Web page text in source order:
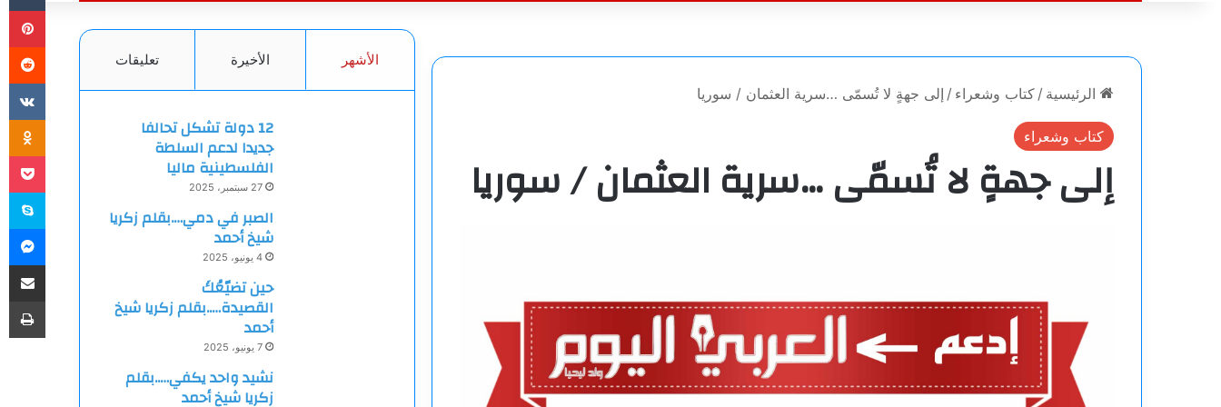
عن
الرئيسية / كتاب وشعراء / إلى جهةٍ لا تُسمّى …سرية العثمان / سوريا
كتاب وشعراء
إلى جهةٍ لا تُسمّى …سرية العثمان / سوريا
الأشهر الأخيرة تعليقات
12 دولة تشكل تحالفا
جديدا لدعم السلطة
الفلسطينية ماليا
27 سبتمبر، 2025
الصبر في دمي….بقلم زكريا
شيخ أحمد
4 يونيو، 2025
حين تضيّعُكَ
القصيدة…..بقلم زكريا شيخ
أحمد
7 يونيو، 2025
نشيد واحد يكفي…..بقلم
زكريا شيخ أحمد